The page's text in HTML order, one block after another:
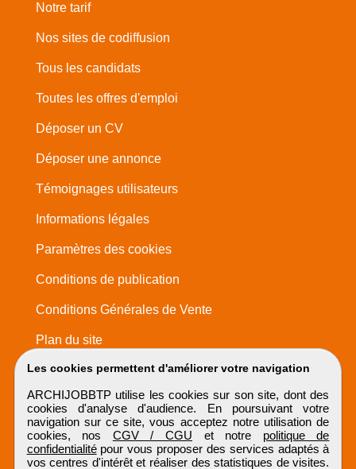
Les cookies permettent d'améliorer votre navigation
ARCHIJOBBTP utilise les cookies sur son site, dont des
cookies d'analyse d'audience. En poursuivant votre
navigation sur ce site, vous acceptez notre utilisation de
cookies, nos CGV / CGU et notre politique de
confidentialitépour vous proposer des services adaptés à
vos centres d'intérêt et réaliser des statistiques de visites.
Notre tarif
Nos sites de codiffusion
Tous les candidats
Toutes les offres d'emploi
Déposer un CV
Déposer une annonce
Témoignages utilisateurs
Informations légales
Paramètres des cookies
Conditions de publication
Conditions Générales de Vente
Plan du site